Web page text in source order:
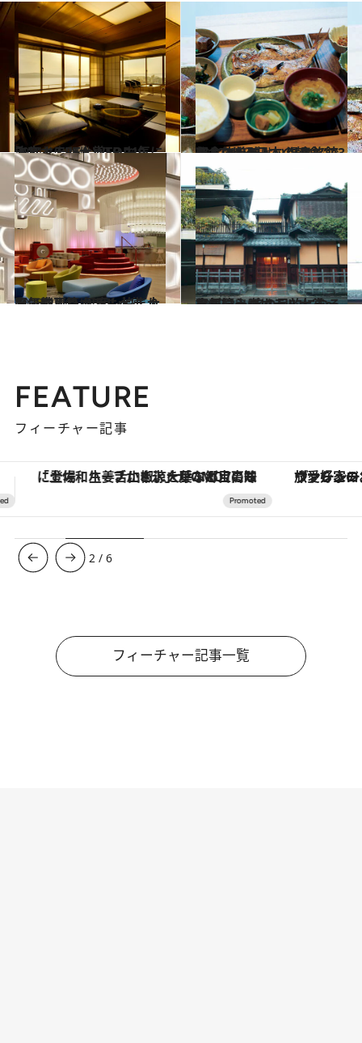
2021.10.28
決定！ CREA WEB お気に入りホテル大賞TOP10
旅＆お出かけ 2022.6.24
朝食の美味しい温泉旅館3選 “これぞ日本の朝食”で 心と体をデトックス
旅＆お出かけ
2022.2.16
お気に入りホテル大賞 大阪・神戸篇 何度も泊まりたい楽しいホテルへ！
旅＆お出かけ 2022.2.3
お気に入りホテル大賞～京都篇～ 旅の目的になる宿がいっぱい！
旅＆お出かけ
FEATURE
フィーチャー記事
ヴァシュロン・コンスタンタン「オーヴァーシーズ・オートマティック」。旅愛好家のお気に入りコレクションから、ジェンダーレスな新作が登場
3 /6
フィーチャー記事一覧